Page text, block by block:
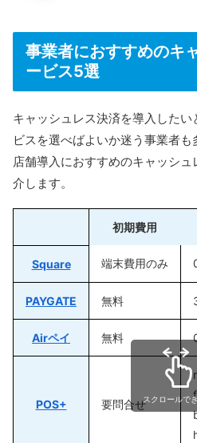
事業者におすすめのキ
ービス5選
キャッシュレス決済を導入した
ビスを選べばよいか迷う事業者も
店舗導入におすすめのキャッシ
介します。
初期費用
Square 端末費用のみ
PAYGATE 無料
Airペイ 無料
POS+ 要問合せスクロールで